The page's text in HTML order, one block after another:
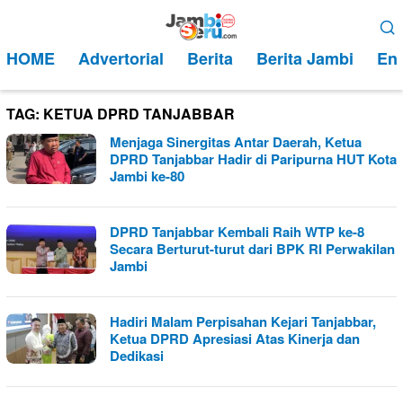
kontenMobile
HOME Advertorial Berita Berita Jambi
TAG: KETUA DPRD TANJABBAR
Menjaga Sinergitas Antar Daerah, Ketua
DPRD Tanjabbar Hadir di Paripurna HUT Kota
Jambi ke-80
DPRD Tanjabbar Kembali Raih WTP ke-8
Secara Berturut-turut dari BPK RI Perwakilan
Jambi
Hadiri Malam Perpisahan Kejari Tanjabbar,
Ketua DPRD Apresiasi Atas Kinerja dan
Dedikasi